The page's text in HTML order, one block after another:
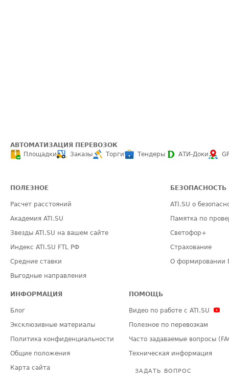
АВТОМАТИЗАЦИЯ ПЕРЕВОЗОК
Площадки
Заказы Торги Тендеры АТИ-Доки
ПОЛЕЗНОЕ
Расчет расстояний
Академия ATI.SU
Звезды ATI.SU на вашем сайте
Индекс ATI.SU FTL РФ
Средние ставки
Выгодные направления
БЕЗОПАСНОСТЬ
ATI.SU о
Памятка по
Светофор+
Страхование
О формировании
ИНФОРМАЦИЯ
Блог
Эксклюзивные материалы
Политика конфиденциальности
Общие положения
Карта сайта
ПОМОЩЬ
Видео по работе с ATI.SU
Полезное по перевозкам
Часто задаваемые вопросы
Техническая информация
ЗАДАТЬ ВОПРОС